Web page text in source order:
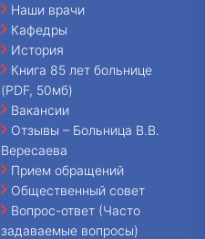
Наши врачи
Кафедры
История
Книга 85 лет больнице
(PDF, 50мб)
Вакансии
Отзывы – Больница В.В.
Вересаева
Прием обращений
Общественный совет
Вопрос-ответ (Часто
задаваемые вопросы)